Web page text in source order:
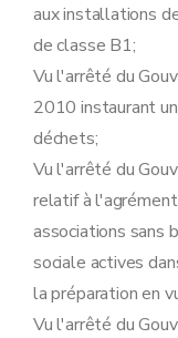
aux installations
de classe B1;
Vu l'arrêté du
2010 instaurant
déchets;
Vu l'arrêté du
relatif à
associations sans
sociale actives
la préparation en
Vu l'arrêté du